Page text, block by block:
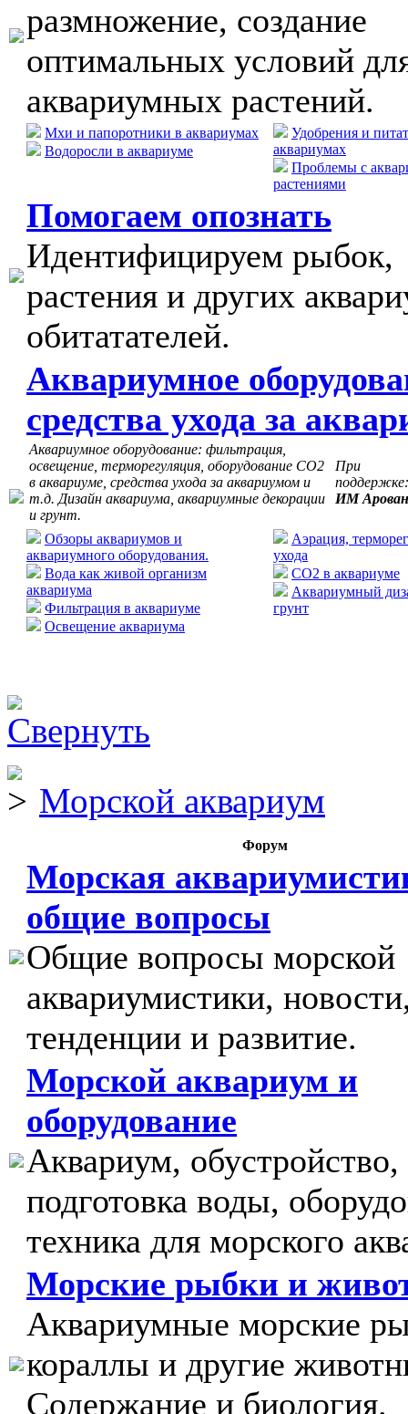
размножение, создание
оптимальных условий
аквариумных растений.
Мхи и папоротники в аквариумах
Водоросли в аквариуме
Удобрения и
аквариумах
Проблемы с
растениями
Помогаем опознать
Идентифицируем рыбок,
растения и других
обитатателей.
Аквариумное
средства ухода за
Аквариумное оборудование: фильтрация,
освещение, терморегуляция, оборудование СО2
в аквариуме, средства ухода за аквариумом и
т.д. Дизайн аквариума, аквариумные декорации
и грунт.
При
поддержке:
ИМ
Обзоры аквариумов и
аквариумного оборудования.
Вода как живой организм
аквариума
Фильтрация в аквариуме
Освещение аквариума
Аэрация,
ухода
CO2 в аквариуме
Аквариумный
грунт
Морской аквариум
Форум
Морская
общие вопросы
Общие вопросы морской
аквариумистики,
тенденции и развитие.
Морской аквариум и
оборудование
Аквариум, обустройство,
подготовка воды,
техника для морского
Морские рыбки и
Аквариумные морские
кораллы и другие
Содержание и биология.